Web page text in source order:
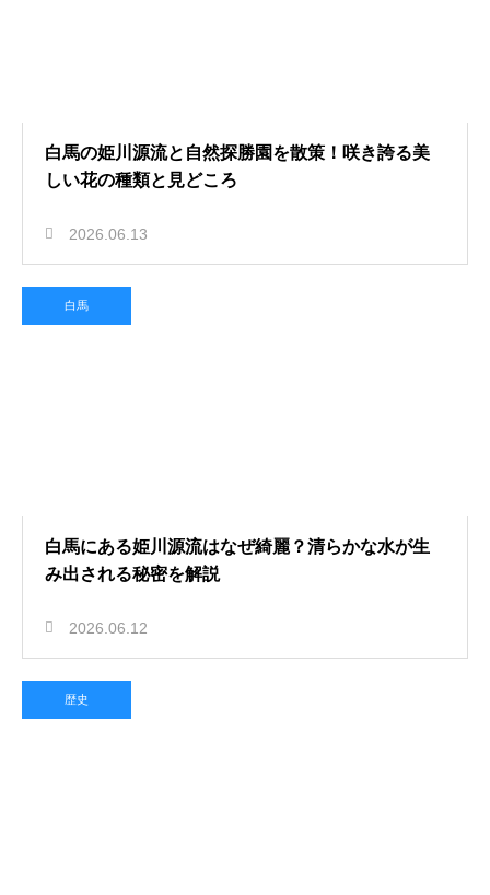
白馬の姫川源流と自然探勝園を散策！咲き誇る美
しい花の種類と見どころ
2026.06.13
白馬
白馬にある姫川源流はなぜ綺麗？清らかな水が生
み出される秘密を解説
2026.06.12
歴史